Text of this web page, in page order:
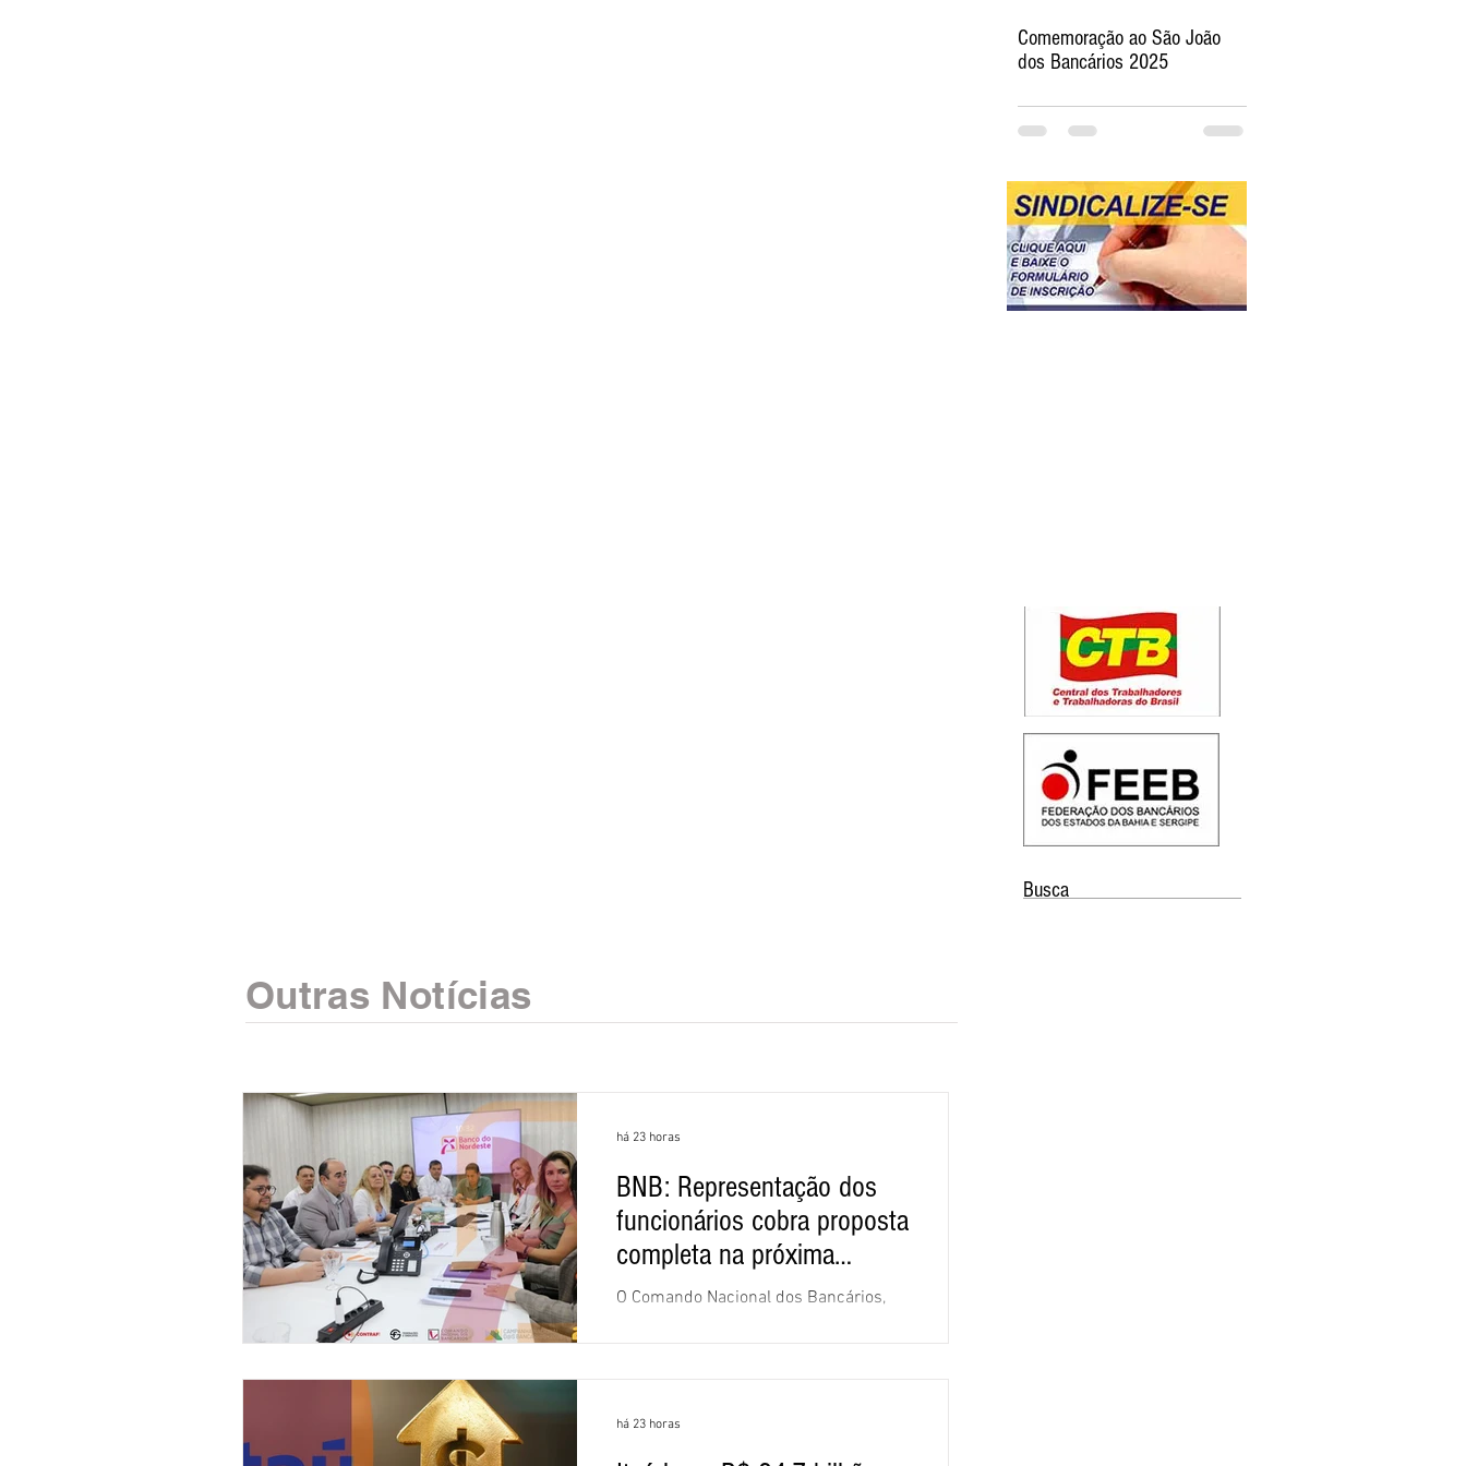
Comemoração ao São João
dos Bancários 2025
Busca
Outras Notícias
BNB: Representação dos
funcionários cobra proposta
completa na próxima
negociação
O Comando Nacional dos Bancários,
dos Funcionários do Banco do
Nordeste do Brasil (CNFBNB), concluiu
apresentação e o debate da pauta
específica dos trabalhadores do BNB.
há 23 horas
há 23 horas